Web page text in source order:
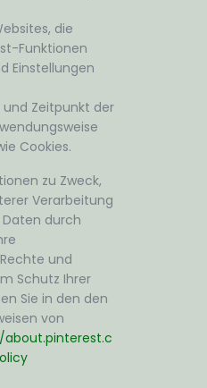
die
Funktionen
Einstellungen
und Zeitpunkt der
Cookies.
zu Zweck,
Verarbeitung
durch
und
Schutz Ihrer
Sie in den den
von